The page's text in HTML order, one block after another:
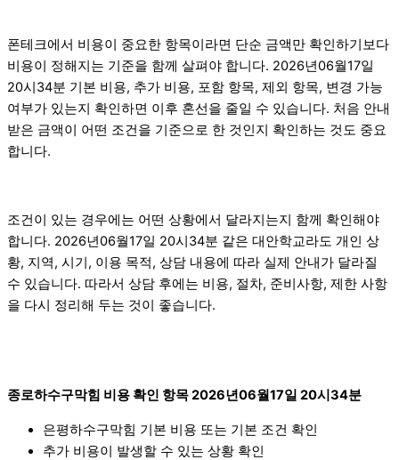
폰테크에서 비용이 중요한 항목이라면 단순 금액만 확인하기보다
비용이 정해지는 기준을 함께 살펴야 합니다. 2026년06월17일
20시34분 기본 비용, 추가 비용, 포함 항목, 제외 항목, 변경 가능
여부가 있는지 확인하면 이후 혼선을 줄일 수 있습니다. 처음 안내
받은 금액이 어떤 조건을 기준으로 한 것인지 확인하는 것도 중요
합니다.
조건이 있는 경우에는 어떤 상황에서 달라지는지 함께 확인해야
합니다. 2026년06월17일 20시34분 같은 대안학교라도 개인 상
황, 지역, 시기, 이용 목적, 상담 내용에 따라 실제 안내가 달라질
수 있습니다. 따라서 상담 후에는 비용, 절차, 준비사항, 제한 사항
을 다시 정리해 두는 것이 좋습니다.
종로하수구막힘 비용 확인 항목 2026년06월17일 20시34분
은평하수구막힘 기본 비용 또는 기본 조건 확인
추가 비용이 발생할 수 있는 상황 확인